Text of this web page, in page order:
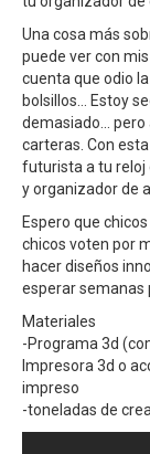
Una cosa más
puede ver con
cuenta que odio
bolsillos... Estoy
demasiado...
carteras. Con
futurista a tu reloj
y organizador de
Espero que
chicos voten por
hacer diseños
esperar semanas
Materiales
-Programa 3d
Impresora 3d o
impreso
-toneladas de